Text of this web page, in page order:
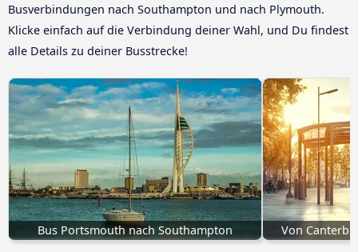
Busverbindungen nach Southampton und nach Plymouth.
Klicke einfach auf die Verbindung deiner Wahl, und Du findest
alle Details zu deiner Busstrecke!
Bus Portsmouth nach Southampton Von